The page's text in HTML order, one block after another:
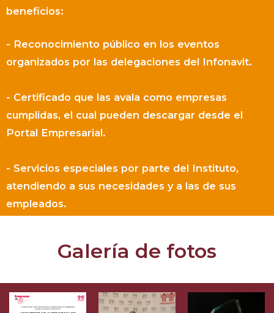
beneficios:
- Reconocimiento público en los eventos
organizados por las delegaciones del Infonavit.
- Certificado que las avala como empresas
cumplidas, el cual pueden descargar desde el
Portal Empresarial.
- Servicios especiales por parte del Instituto,
atendiendo a sus necesidades y a las de sus
empleados.
Galería de fotos